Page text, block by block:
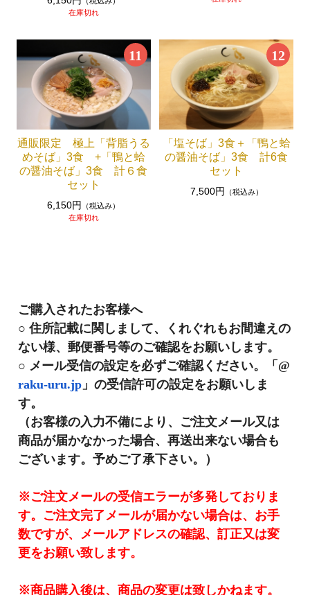
在庫切れ
11
通販限定 極上「背脂うる
めそば」3食 +「鴨と蛤
の醤油そば」3食 計６食
セット
6,150円
（税込み）
在庫切れ
12
「塩そば」3食＋「鴨と蛤
の醤油そば」3食 計6食
セット
7,500円 （税込み）
ご購入されたお客様へ
○ 住所記載に関しまして、くれぐれもお間違えの
ない様、郵便番号等のご確認をお願いします。
○ メール受信の設定を必ずご確認ください。「@
raku-uru.jp 」の受信許可の設定をお願いしま
す。
（お客様の入力不備により、 ご注文メール又は
商品が届かなかった場合、再送出来ない場合も
ございます。予めご了承下さい。）
※ご注文メールの受信エラーが多発しておりま
す。ご注文完了メールが届かない場合は、お手
数ですが、メールアドレスの確認、訂正又は変
更をお願い致します。
※商品購入後は、商品の変更は致しかねます。